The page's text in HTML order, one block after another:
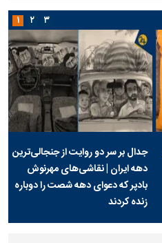
جدال بر سر دو روایت از جنجالی‌ترین
دهه ایران | نقاشی‌های مهرنوش
بادپر که دعوای دهه شصت را دوباره
زنده کردند
۱ ۲ ۳